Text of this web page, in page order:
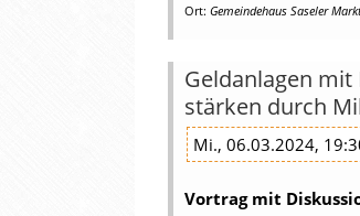
Ort: Gemeindehaus Saseler
Geldanlagen
stärken durch
Mi., 06.03.2024,
Vortrag mit